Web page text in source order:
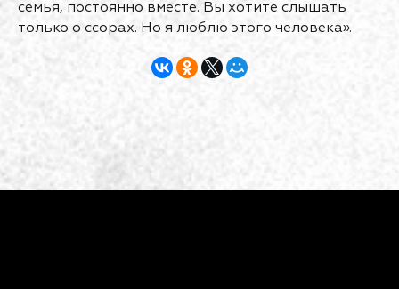
семья, постоянно вместе. Вы хотите слышать
только о ссорах. Но я люблю этого человека».